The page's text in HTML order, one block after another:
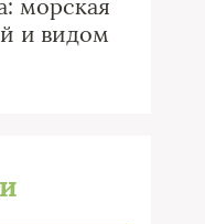
морская
и видом